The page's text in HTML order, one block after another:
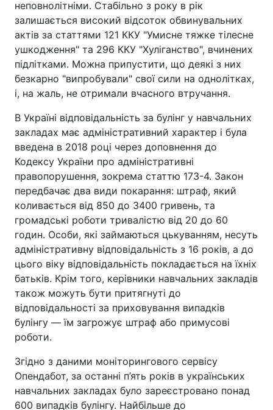
неповнолітніми. Стабільно з року в рік
залишається високий відсоток обвинувальних
актів за статтями 121 ККУ "Умисне тяжке тілесне
ушкодження" та 296 ККУ "Хуліганство", вчинених
підлітками. Можна припустити, що деякі з них
безкарно "випробували" свої сили на однолітках,
і, на жаль, не отримали вчасного втручання.
В Україні відповідальність за булінг у навчальних
закладах має адміністративний характер і була
введена в 2018 році через доповнення до
Кодексу України про адміністративні
правопорушення, зокрема статтю 173-4. Закон
передбачає два види покарання: штраф, який
коливається від 850 до 3400 гривень, та
громадські роботи тривалістю від 20 до 60
годин. Особи, які займаються цькуванням, несуть
адміністративну відповідальність з 16 років, а до
цього віку відповідальність покладається на їхніх
батьків. Крім того, керівники навчальних закладів
також можуть бути притягнуті до
відповідальності за приховування випадків
булінгу — їм загрожує штраф або примусові
роботи.
Згідно з даними моніторингового сервісу
Опендабот, за останні п’ять років в українських
навчальних закладах було зареєстровано понад
600 випадків булінгу. Найбільше до